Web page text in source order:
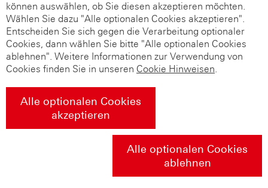
können auswählen, ob Sie diesen akzeptieren möchten.
Wählen Sie dazu "Alle optionalen Cookies akzeptieren".
Entscheiden Sie sich gegen die Verarbeitung optionaler
Cookies, dann wählen Sie bitte "Alle optionalen Cookies
ablehnen". Weitere Informationen zur Verwendung von
Cookies finden Sie in unseren Cookie Hinweisen.
Alle optionalen Cookies
akzeptieren
Alle optionalen Cookies
ablehnen